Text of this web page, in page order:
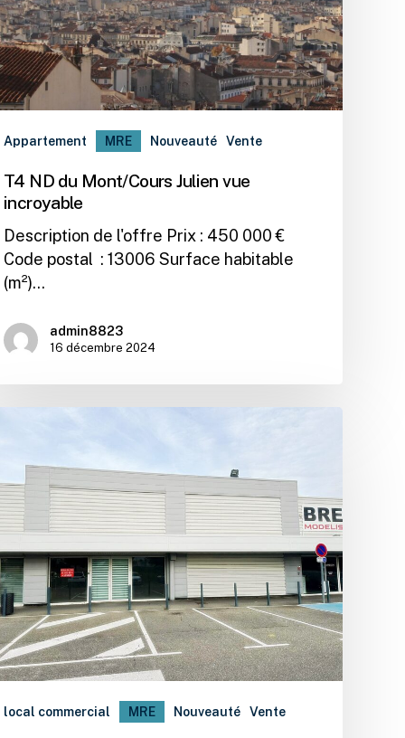
Appartement MRE Nouveauté Vente
T4 ND du Mont/Cours Julien vue
incroyable
Description de l'offre Prix : 450 000 €
Code postal : 13006 Surface habitable
(m²)…
admin8823
16 décembre 2024
local commercial MRE Nouveauté Vente